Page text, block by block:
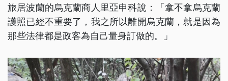
旅居波蘭的烏克蘭商人里亞申科說：「拿不拿烏克蘭
護照已經不重要了，我之所以離開烏克蘭，就是因為
那些法律都是政客為自己量身訂做的。」